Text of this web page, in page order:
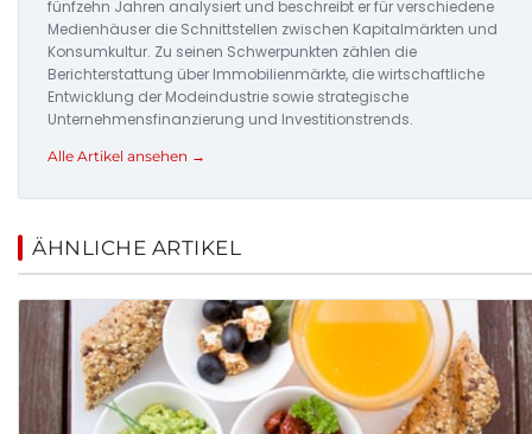
fünfzehn Jahren analysiert und beschreibt er für verschiedene
Medienhäuser die Schnittstellen zwischen Kapitalmärkten und
Konsumkultur. Zu seinen Schwerpunkten zählen die
Berichterstattung über Immobilienmärkte, die wirtschaftliche
Entwicklung der Modeindustrie sowie strategische
Unternehmensfinanzierung und Investitionstrends.
Alle Artikel ansehen →
ÄHNLICHE ARTIKEL